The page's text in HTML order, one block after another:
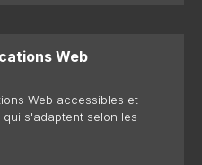
Web
Web accessibles et
s'adaptent selon les